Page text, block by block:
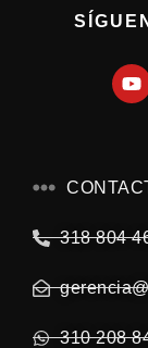
318 804
310 208